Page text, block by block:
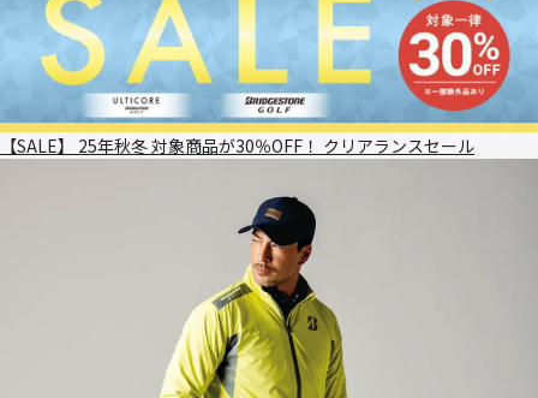
【SALE】 25年秋冬 対象商品が30％OFF！ クリアランスセール